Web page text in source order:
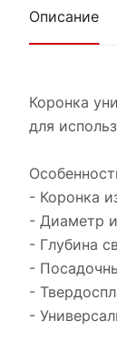
Описание
Коронка
для
- Коронка
- Диаметр
- Глубина
-
-
-